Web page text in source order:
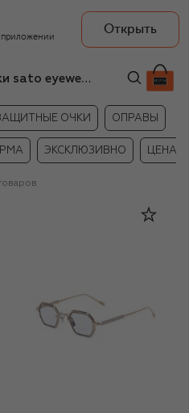
приложении
Открыть
Женские очки sato eyewear
ОЧКИ ОПРАВЫ
ЭКСКЛЮЗИВНО ЦЕНА